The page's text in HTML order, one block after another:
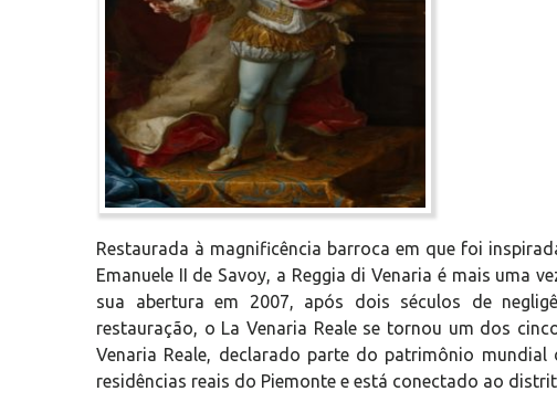
Restaurada à magnificência barroca em que foi
Emanuele II de Savoy, a Reggia di Venaria é mais uma
sua abertura em 2007, após dois séculos de
restauração, o La Venaria Reale se tornou um dos
Venaria Reale, declarado parte do patrimônio
residências reais do Piemonte e está conectado ao